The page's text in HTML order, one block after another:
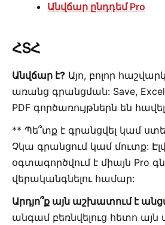
Անվճար ընդդեմ Pro
ՀՏՀ
Անվճար է? Այո, բոլոր
առանց գրանցման: Save,
PDF գործառույթներն են
** Պե՞տք է գրանցվել կամ
Չկա գրանցում կամ մուտք:
օգտագործվում է միայն Pro
վերականգնելու համար:
Արդյո՞ք այն աշխատում է
անգամ բեռնվելուց հետո